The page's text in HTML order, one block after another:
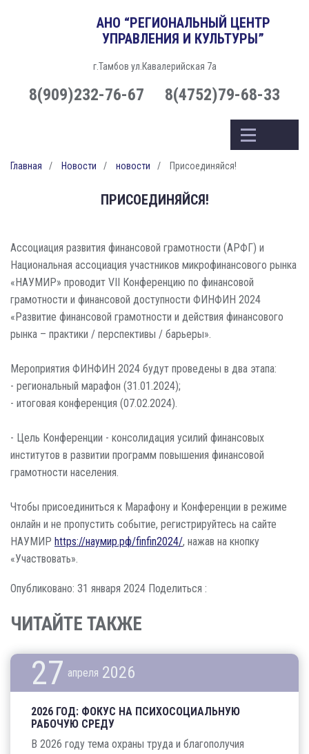
АНО “РЕГИОНАЛЬНЫЙ ЦЕНТР
УПРАВЛЕНИЯ И КУЛЬТУРЫ”
г.Тамбов ул.Кавалерийская 7а
8(909)232-76-67 8(4752)79-68-33
Главная Новости новости Присоединяйся!
ПРИСОЕДИНЯЙСЯ!
Ассоциация развития финансовой грамотности (АРФГ) и
Национальная ассоциация участников микрофинансового рынка
«НАУМИР» проводит VII Конференцию по финансовой
грамотности и финансовой доступности ФИНФИН 2024
«Развитие финансовой грамотности и действия финансового
рынка – практики / перспективы / барьеры».
Мероприятия ФИНФИН 2024 будут проведены в два этапа:
- региональный марафон (31.01.2024);
- итоговая конференция (07.02.2024).
- Цель Конференции - консолидация усилий финансовых
институтов в развитии программ повышения финансовой
грамотности населения.
Чтобы присоединиться к Марафону и Конференции в режиме
онлайн и не пропустить событие, регистрируйтесь на сайте
НАУМИР https://наумир.рф/finfin2024/, нажав на кнопку
«Участвовать».
Опубликовано: 31 января 2024 Поделиться :
ЧИТАЙТЕ ТАКЖЕ
27 апреля 2026
2026 ГОД: ФОКУС НА ПСИХОСОЦИАЛЬНУЮ
РАБОЧУЮ СРЕДУ
В 2026 году тема охраны труда и благополучия